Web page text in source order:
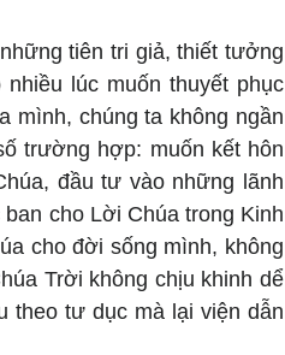
tiên tri giả, thiết tưởng
lúc muốn thuyết phục
mình, chúng ta không ngần
trường hợp: muốn kết hôn
đầu tư vào những lãnh
cho Lời Chúa trong Kinh
cho đời sống mình, không
Trời không chịu khinh dể
theo tư dục mà lại viện dẫn